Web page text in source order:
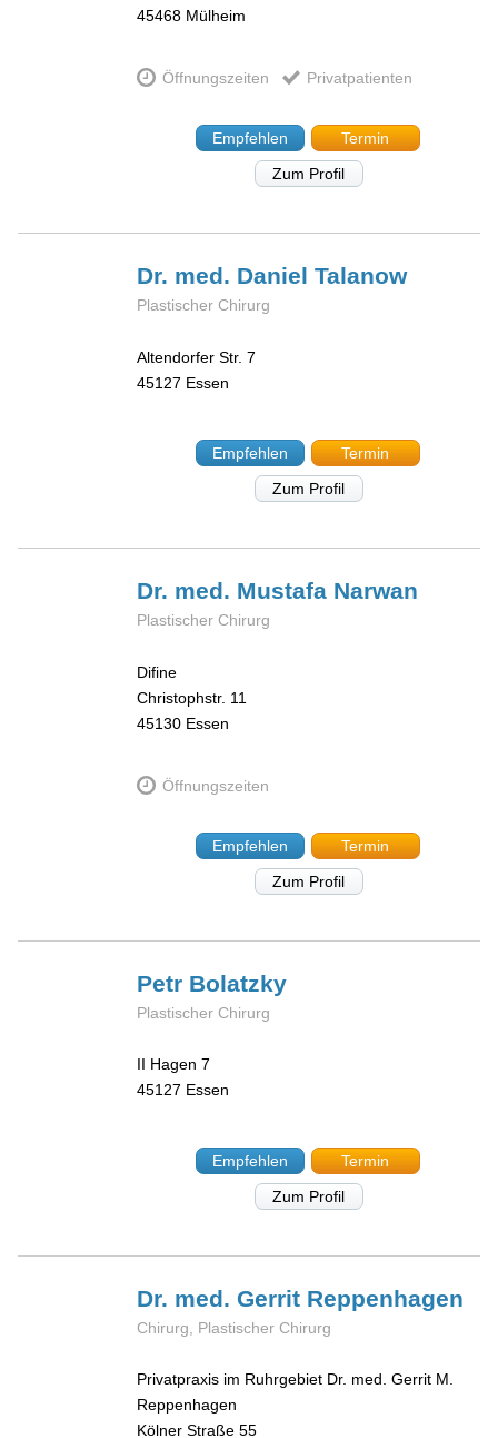
45468 Mülheim
Öffnungszeiten Privatpatienten
Empfehlen
Termin
Zum Profil
Dr. med. DanielTalanow
Plastischer Chirurg
Altendorfer Str. 7
45127 Essen
Empfehlen
Termin
Zum Profil
Dr. med. Mustafa Narwan
Plastischer Chirurg
Difine
Christophstr. 11
45130 Essen
Öffnungszeiten
Empfehlen
Termin
Zum Profil
Petr Bolatzky
Plastischer Chirurg
II Hagen 7
45127 Essen
Empfehlen
Termin
Zum Profil
Dr. med. Gerrit Reppenhagen
Chirurg, Plastischer Chirurg
Privatpraxis im Ruhrgebiet Dr. med. Gerrit M.
Reppenhagen
Kölner Straße 55